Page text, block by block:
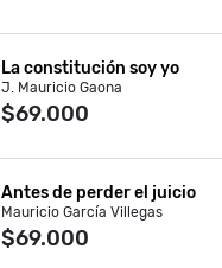
La constitución soy yo
J. Mauricio Gaona
$69.000
Antes de perder el juicio
Mauricio García Villegas
$69.000